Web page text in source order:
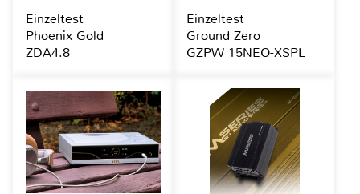
Einzeltest
Phoenix Gold
ZDA4.8
Einzeltest
Ground Zero
GZPW 15NEO-XSPL